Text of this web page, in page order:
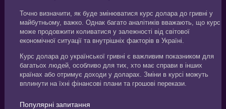
Точно визначити, як буде змінюватися курс долара до гривні у
майбутньому, важко. Однак багато аналітиків вважають, що курс
може продовжити коливатися у залежності від світової
економічної ситуації та внутрішніх факторів в Україні.
Курс долара до української гривні є важливим показником для
багатьох людей, особливо для тих, хто має справи в інших
країнах або отримує доходи у доларах. Зміни в курсі можуть
вплинути на їхні фінансові плани та грошові перекази.
Популярні запитання